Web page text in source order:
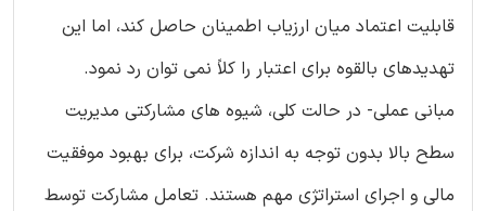
قابلیت اعتماد میان ارزیاب اطمینان حاصل کند، اما این
تهدیدهای بالقوه برای اعتبار را کلاً نمی توان رد نمود.
مبانی عملی- در حالت کلی، شیوه های مشارکتی مدیریت
سطح بالا بدون توجه به اندازه شرکت، برای بهبود موفقیت
مالی و اجرای استراتژی مهم هستند. تعامل مشارکت توسط